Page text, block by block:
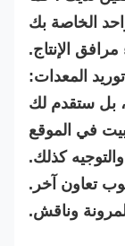
بك
الإنتاج.
ستقدم لك
في الموقع
كذلك.
وناقش.